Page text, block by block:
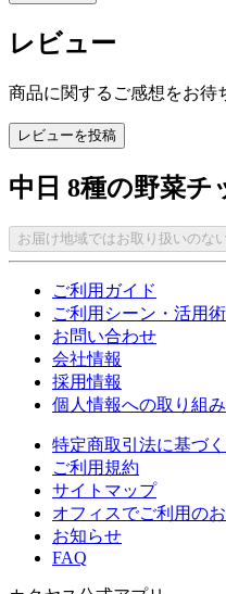
レビュー
商品に関するご感想をお待
レビューを投稿
中日 8種の野菜チ
お届け地域ではお取り扱いのな
ご利用ガイド
ご利用シーン・活用術
お問い合わせ
会社情報
採用情報
個人情報への取り組み
特定商取引法に基づ
ご利用規約
サイトマップ
オフィスでご利用の
お知らせ
FAQ